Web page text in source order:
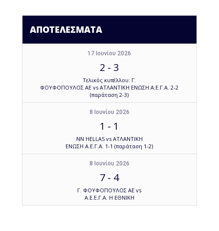
ΑΠΟΤΕΛΕΣΜΑΤΑ
17 Ιουνίου 2026
2 - 3
Τελικός κυπέλλου: Γ.
ΦΟΥΦΟΠΟΥΛΟΣ ΑΕ vs ΑΤΛΑΝΤΙΚΗ ΕΝΩΣΗ Α.Ε.Γ.Α. 2-2
(παράταση 2-3)
8 Ιουνίου 2026
1 - 1
NN HELLAS vs ΑΤΛΑΝΤΙΚΗ
ΕΝΩΣΗ Α.Ε.Γ.Α. 1-1 (παράταση 1-2)
8 Ιουνίου 2026
7 - 4
Γ. ΦΟΥΦΟΠΟΥΛΟΣ ΑΕ vs
Α.Ε.Ε.Γ.Α. Η ΕΘΝΙΚΗ